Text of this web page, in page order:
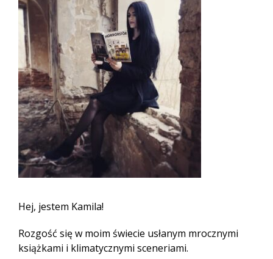
Hej, jestem Kamila!
Rozgość się w moim świecie usłanym mrocznymi
książkami i klimatycznymi sceneriami.